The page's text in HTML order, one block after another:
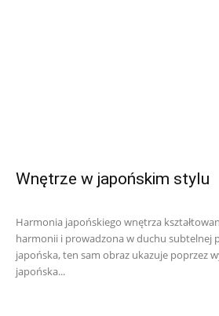
Wnętrze w japońskim stylu
Harmonia japońskiego wnętrza
harmonii i prowadzona w duchu subtelnej
japońska, ten sam obraz ukazuje poprzez
japońska...